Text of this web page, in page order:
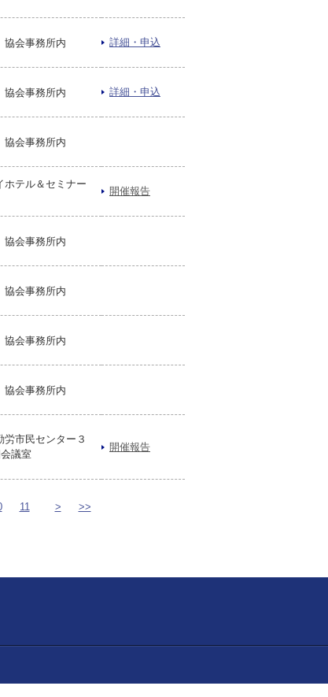
会事務所内 詳細・申込
会事務所内 詳細・申込
会事務所内
ホテル＆セミナー
開催報告
会事務所内
会事務所内
会事務所内
会事務所内
労市民センター３
議室
開催報告
11 > >>